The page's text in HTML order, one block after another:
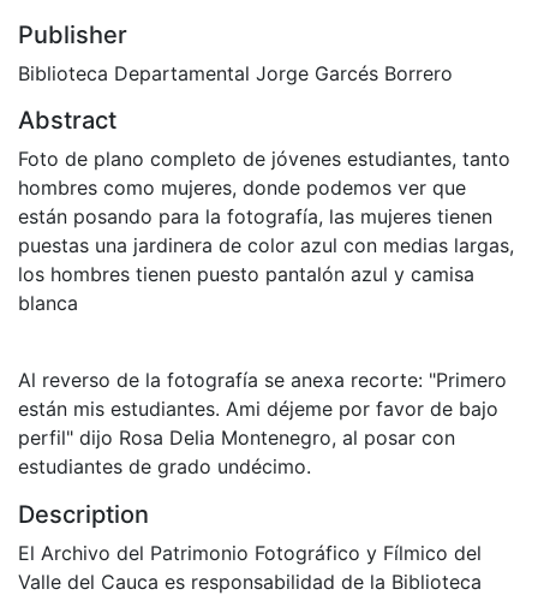
Publisher
Biblioteca Departamental Jorge Garcés Borrero
Abstract
Foto de plano completo de jóvenes estudiantes, tanto
hombres como mujeres, donde podemos ver que
están posando para la fotografía, las mujeres tienen
puestas una jardinera de color azul con medias largas,
los hombres tienen puesto pantalón azul y camisa
blanca
Al reverso de la fotografía se anexa recorte: "Primero
están mis estudiantes. Ami déjeme por favor de bajo
perfil" dijo Rosa Delia Montenegro, al posar con
estudiantes de grado undécimo.
Description
El Archivo del Patrimonio Fotográfico y Fílmico del
Valle del Cauca es responsabilidad de la Biblioteca